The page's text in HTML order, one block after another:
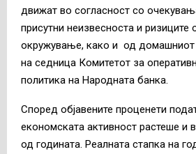
движат во согласност со
присутни неизвесноста и
окружување, како и од домашниот
на седница Комитетот за
политика на Народната банка.
Според објавените проценети
економската активност растеше и
од годината. Реалната стапка на